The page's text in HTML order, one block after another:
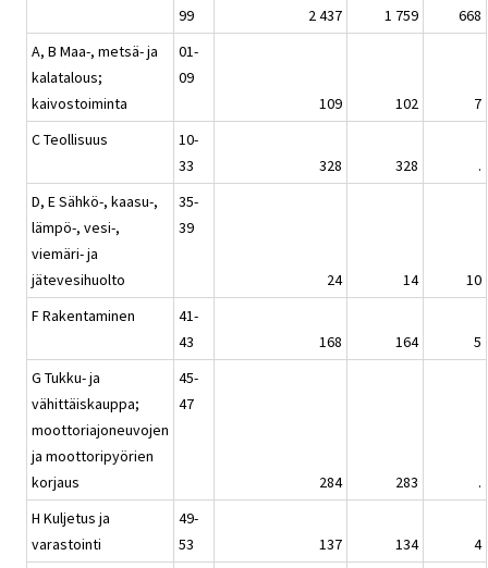
99
2 437 1 759
668
A, B Maa-, metsä- ja
kalatalous;
kaivostoiminta
01-
09
109
102
7
C Teollisuus
10-
33
328 328
.
D, E Sähkö-, kaasu-,
lämpö-, vesi-,
viemäri- ja
jätevesihuolto
35-
39
24 14
10
F Rakentaminen
41-
43
168 164
5
G Tukku- ja
vähittäiskauppa;
moottoriajoneuvojen
ja moottoripyörien
korjaus
45-
47
284 283
.
H Kuljetus ja
varastointi
49-
53
137 134
4